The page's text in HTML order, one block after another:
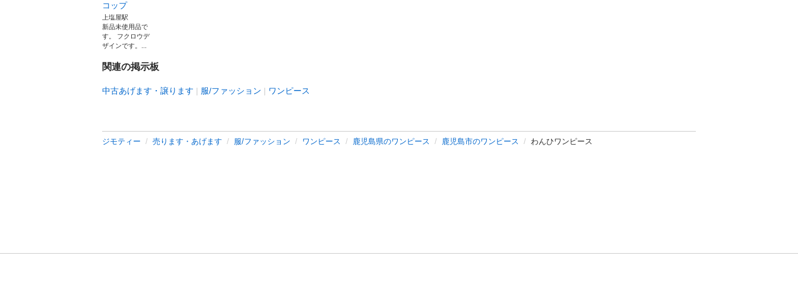
コップ
上塩屋駅
新品未使用品で
す。 フクロウデ
ザインです。...
関連の掲示板
中古あげます・譲ります 服/ファッション ワンピース
ジモティー 売ります・あげます 服/ファッション ワンピース 鹿児島県のワンピース 鹿児島市のワンピース わんひワンピース